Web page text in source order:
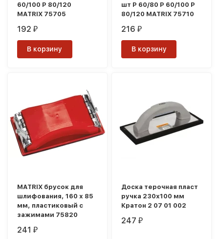
60/100 P 80/120
MATRIX 75705
192₽
В корзину
шт P 60/80 P 60/100 P
80/120 MATRIX 75710
216₽
В корзину
MATRIX брусок для
шлифования, 160 х 85
мм, пластиковый с
зажимами 75820
241₽
Доска терочная пласт
ручка 230х100 мм
Кратон 2 07 01 002
247₽